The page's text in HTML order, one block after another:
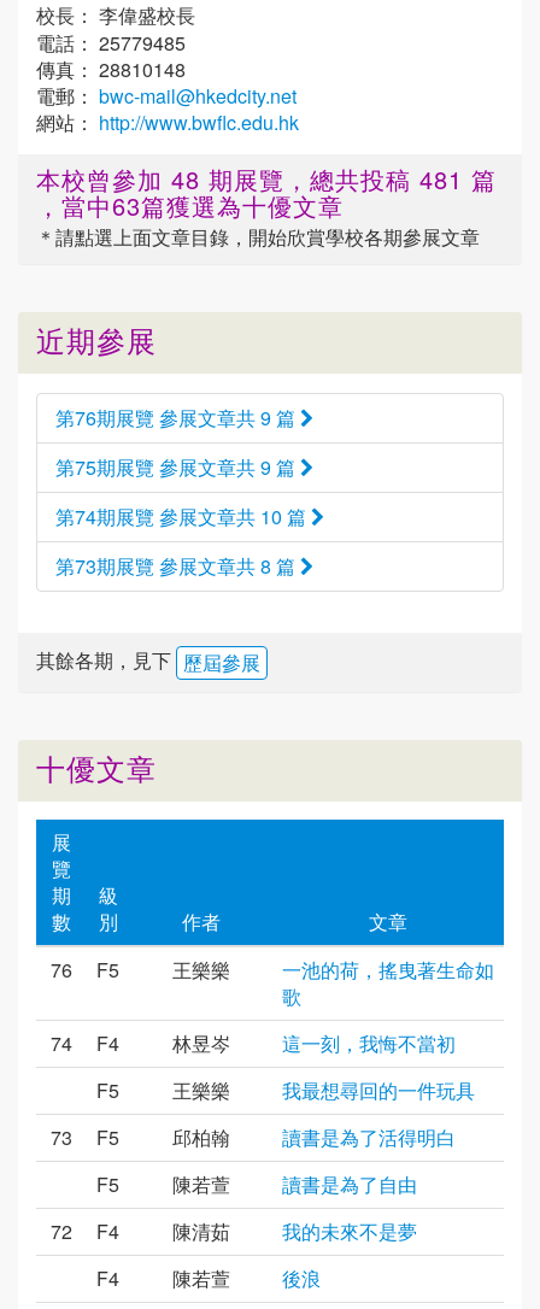
校長： 李偉盛校長
電話： 25779485
傳真： 28810148
電郵： bwc-mail@hkedcity.net
網站： http://www.bwflc.edu.hk
本校曾參加 48 期展覽，總共投稿 481 篇
，當中63篇獲選為十優文章
＊請點選上面文章目錄，開始欣賞學校各期參展文章
近期參展
第76期展覽 參展文章共 9 篇
第75期展覽 參展文章共 9 篇
第74期展覽 參展文章共 10 篇
第73期展覽 參展文章共 8 篇
其餘各期，見下 歷屆參展
十優文章
展
覽
期
數
級
別
作者
文章
76
F5 王樂樂
一池的荷，搖曳著生命如
歌
74
F4 林昱岑
這一刻，我悔不當初
F5
王樂樂
我最想尋回的一件玩具
73
F5 邱柏翰
讀書是為了活得明白
F5
陳若萱
讀書是為了自由
72
F4 陳清茹
我的未來不是夢
F4
陳若萱
後浪